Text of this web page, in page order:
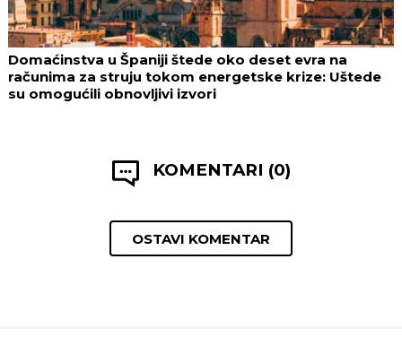
Domaćinstva u Španiji štede oko deset evra na
računima za struju tokom energetske krize: Uštede
su omogućili obnovljivi izvori
KOMENTARI (0)
OSTAVI KOMENTAR